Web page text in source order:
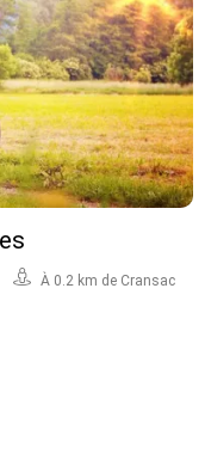
À 0.2 km de Cransac